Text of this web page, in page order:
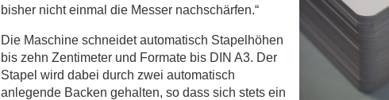
bisher nicht einmal die Messer nachschärfen.“
Die Maschine schneidet automatisch Stapelhöhen
bis zehn Zentimeter und Formate bis DIN A3. Der
Stapel wird dabei durch zwei automatisch
anlegende Backen gehalten, so dass sich stets ein